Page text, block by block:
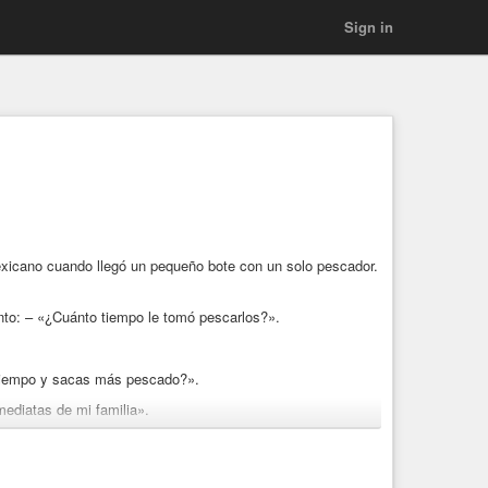
Sign in
cuando llegó un pequeño bote con un solo pescador.
– «¿Cuánto tiempo le tomó pescarlos?».
y sacas más pescado?».
de mi familia».